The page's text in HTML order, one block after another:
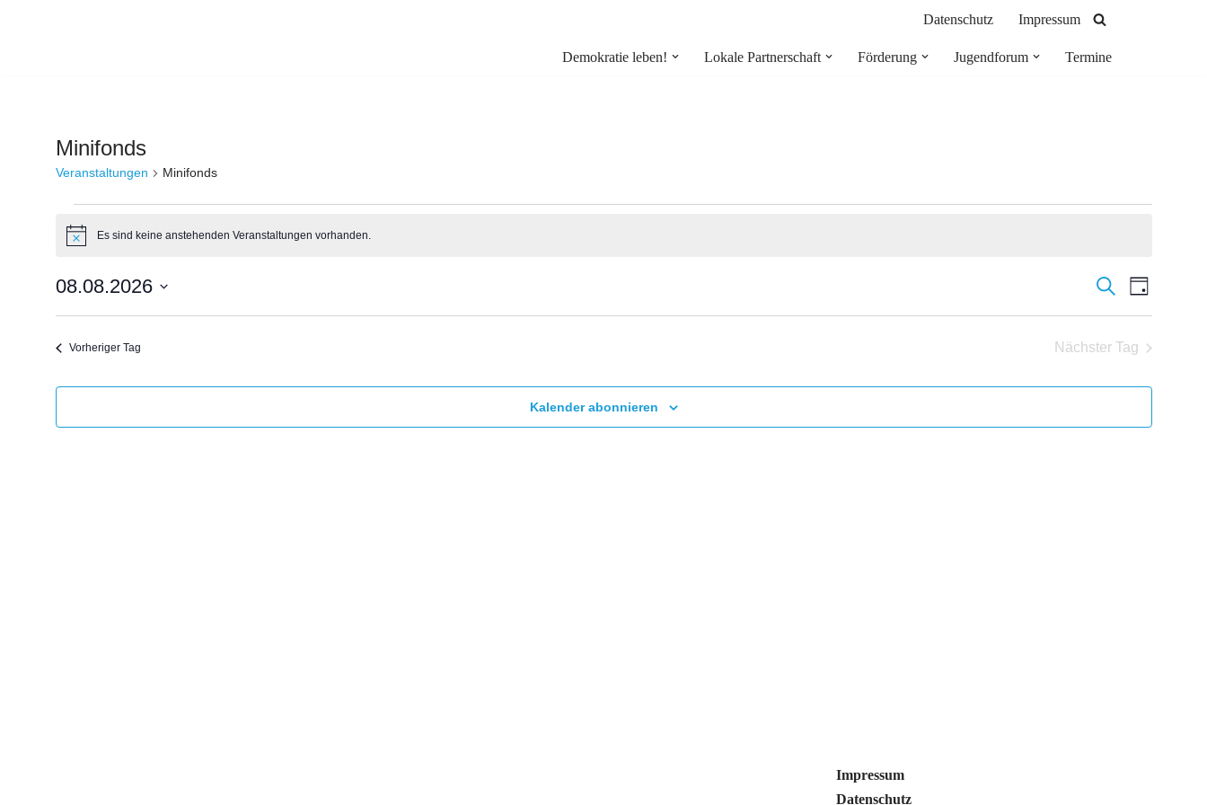
Datenschutz Impressum
Demokratie leben! Lokale Partnerschaft Förderung Jugendforum Termine
Minifonds
Veranstaltungen Minifonds
HinweisEs sind keine anstehenden Veranstaltungen vorhanden.
Suche
und
Suche
Tag
08.08.2026
Datum
Vorheriger Tag Nächster Tag
Kalender abonnieren
Impressum
Datenschutz